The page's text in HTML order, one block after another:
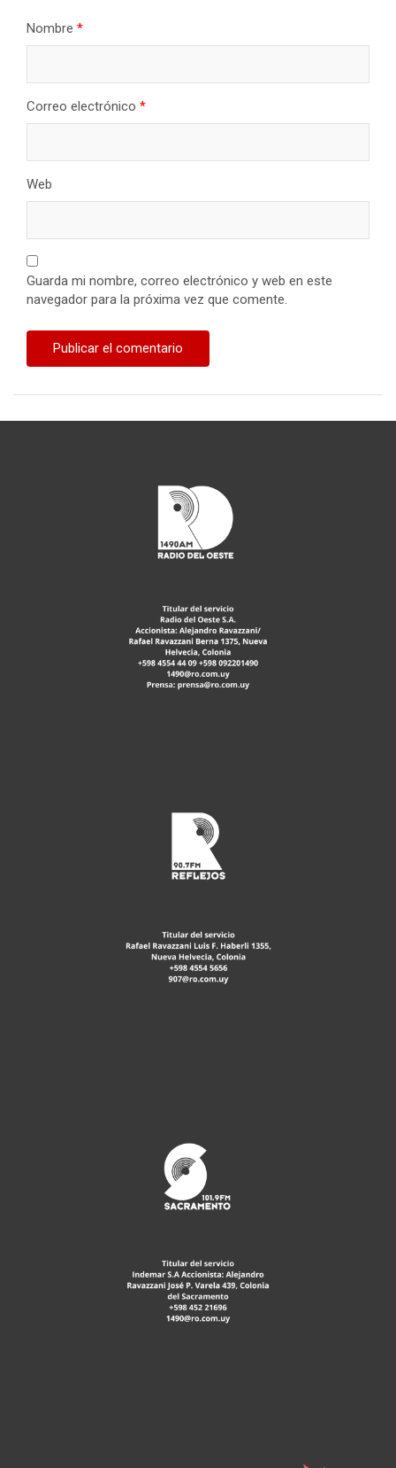
Nombre *
Correo electrónico *
Web
Guarda mi nombre, correo electrónico y web en este
navegador para la próxima vez que comente.